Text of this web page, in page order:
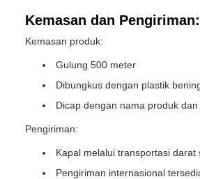
Kemasan dan Pengiriman:
Kemasan produk:
Gulung 500 meter
Dibungkus dengan plastik
Dicap dengan nama produk
Pengiriman:
Kapal melalui transportasi darat
Pengiriman internasional